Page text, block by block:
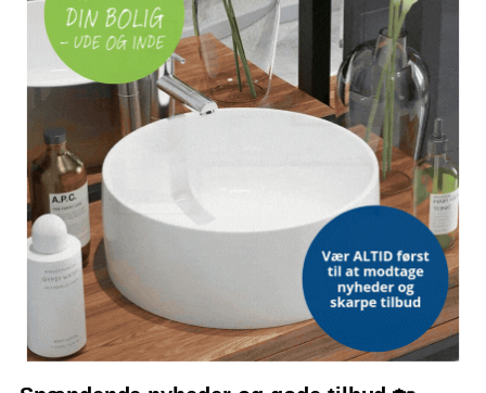
Inkl. 3 nøgler
OFTE STILLEDE SPØRGSMÅL
Hvad følger med i pakken?
Er bredden justerbar?
Hvilket materiale er lågen lavet af?
Hvor høj er selve dørbladet?
Bemærk: FAQ er vejledende information. Vi tager forbehold for fejl og
mangler, og oplysningerne er ikke juridisk bindende.